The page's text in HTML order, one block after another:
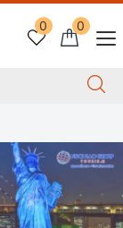
0
0